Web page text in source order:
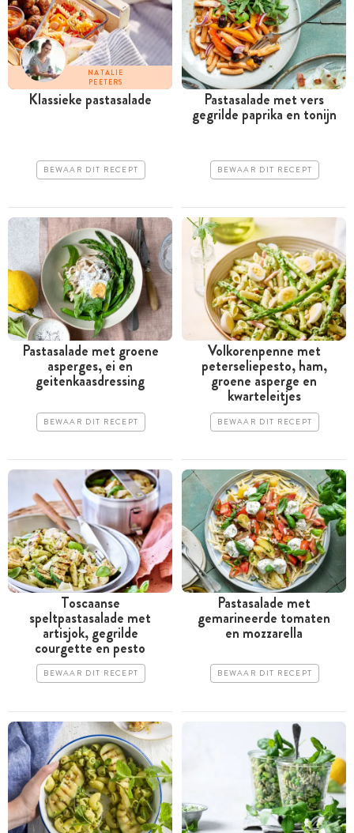
NATALIE
PEETERS
Klassieke pastasalade
BEWAAR DIT RECEPT
Pastasalade met vers
gegrilde paprika en tonijn
BEWAAR DIT RECEPT
Pastasalade met groene
asperges, ei en
geitenkaasdressing
BEWAAR DIT RECEPT
Volkorenpenne met
peterseliepesto, ham,
groene asperge en
kwarteleitjes
BEWAAR DIT RECEPT
Toscaanse
speltpastasalade met
artisjok, gegrilde
courgette en pesto
BEWAAR DIT RECEPT
Pastasalade met
gemarineerde tomaten
en mozzarella
BEWAAR DIT RECEPT